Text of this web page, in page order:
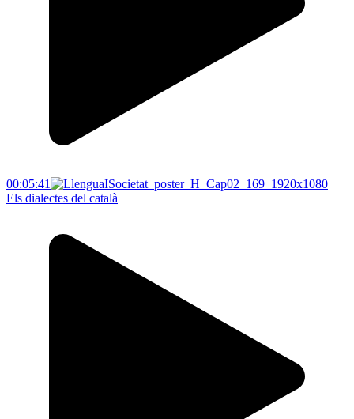
00:05:41
Els dialectes del català